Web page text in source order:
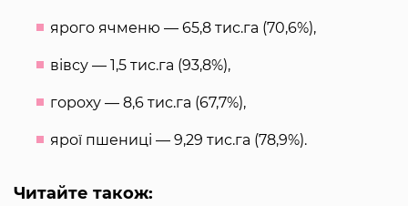
ярого ячменю — 65,8 тис.га (70,6%),
вівсу — 1,5 тис.га (93,8%),
гороху — 8,6 тис.га (67,7%),
ярої пшениці — 9,29 тис.га (78,9%).
Читайте також: